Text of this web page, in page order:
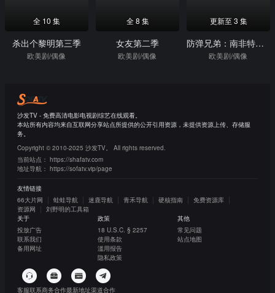
全 10 集
杀出个黎明第三季
欧美剧/偶像
全 8 集
女友第二季
欧美剧/偶像
更新至 3 集
防弹兄弟：南非特别篇
欧美剧/偶像
沙发TV - 免费高清电影电视剧综艺在线观看。
本站所有内容均来自互联网分享站点所提供的公开引用资源，未提供资源上传、存储服
务。
Copyright © 2010-2025 沙发TV。 All rights reserved.
当前站点： https://shafatv.com
地址导航： https://sofatv.vip/page
友情链接
66大片网
蛙蛙导航 迷鹿导航 青禾导航 硬核指南
免费资源库
资源网
刘野明的工具箱
关于
投放广告
联系我们
备用网址
政策
18 U.S.C. § 2257
使用条款
滥用报告
隐私政策
其他
常见问题
站点地图
客服联系商务合作最新地址渠道合作